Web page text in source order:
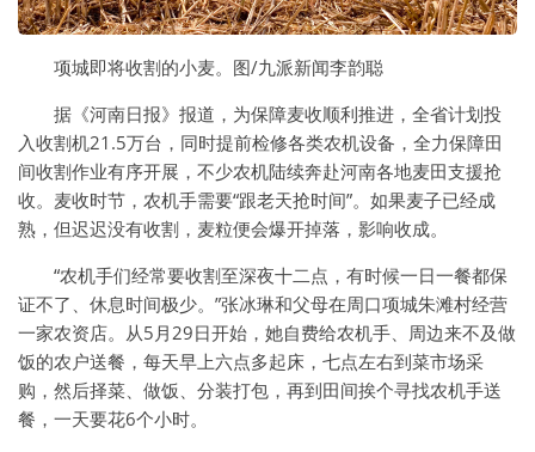
项城即将收割的小麦。图/九派新闻李韵聪
据《河南日报》报道，为保障麦收顺利推进，全省计划投
入收割机21.5万台，同时提前检修各类农机设备，全力保障田
间收割作业有序开展，不少农机陆续奔赴河南各地麦田支援抢
收。麦收时节，农机手需要“跟老天抢时间”。如果麦子已经成
熟，但迟迟没有收割，麦粒便会爆开掉落，影响收成。
“农机手们经常要收割至深夜十二点，有时候一日一餐都保
证不了、休息时间极少。”张冰琳和父母在周口项城朱滩村经营
一家农资店。从5月29日开始，她自费给农机手、周边来不及做
饭的农户送餐，每天早上六点多起床，七点左右到菜市场采
购，然后择菜、做饭、分装打包，再到田间挨个寻找农机手送
餐，一天要花6个小时。